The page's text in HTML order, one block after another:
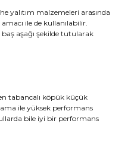
yalıtım malzemeleri arasında
ile de kullanılabilir.
baş aşağı şekilde tutularak
tabancalı köpük küçük
ile yüksek performans
bile iyi bir performans